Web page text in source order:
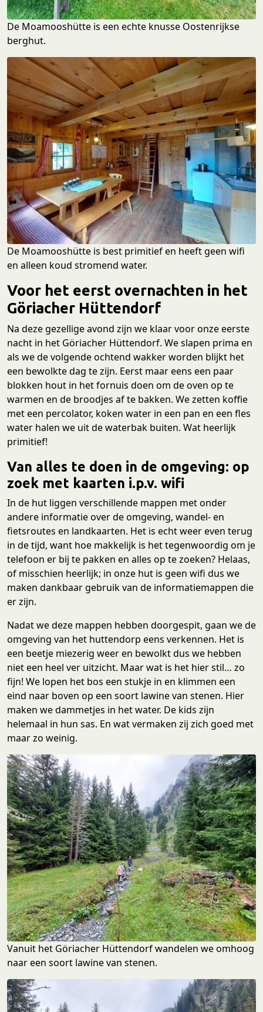
De Moamooshütte is een echte knusse Oostenrijkse
berghut.
De Moamooshütte is best primitief en heeft geen wifi
en alleen koud stromend water.
Voor het eerst overnachten in het
Göriacher Hüttendorf
Na deze gezellige avond zijn we klaar voor onze eerste
nacht in het Göriacher Hüttendorf. We slapen prima en
als we de volgende ochtend wakker worden blijkt het
een bewolkte dag te zijn. Eerst maar eens een paar
blokken hout in het fornuis doen om de oven op te
warmen en de broodjes af te bakken. We zetten koffie
met een percolator, koken water in een pan en een fles
water halen we uit de waterbak buiten. Wat heerlijk
primitief!
Van alles te doen in de omgeving: op
zoek met kaarten i.p.v. wifi
In de hut liggen verschillende mappen met onder
andere informatie over de omgeving, wandel- en
fietsroutes en landkaarten. Het is echt weer even terug
in de tijd, want hoe makkelijk is het tegenwoordig om je
telefoon er bij te pakken en alles op te zoeken? Helaas,
of misschien heerlijk; in onze hut is geen wifi dus we
maken dankbaar gebruik van de informatiemappen die
er zijn.
Nadat we deze mappen hebben doorgespit, gaan we de
omgeving van het huttendorp eens verkennen. Het is
een beetje miezerig weer en bewolkt dus we hebben
niet een heel ver uitzicht. Maar wat is het hier stil… zo
fijn! We lopen het bos een stukje in en klimmen een
eind naar boven op een soort lawine van stenen. Hier
maken we dammetjes in het water. De kids zijn
helemaal in hun sas. En wat vermaken zij zich goed met
maar zo weinig.
Vanuit het Göriacher Hüttendorf wandelen we omhoog
naar een soort lawine van stenen.